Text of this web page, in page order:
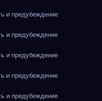
и предубеждение
и предубеждение
и предубеждение
и предубеждение
и предубеждение